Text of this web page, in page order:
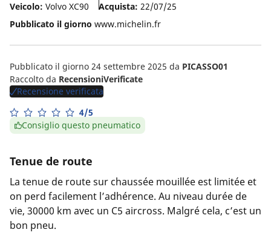
Veicolo: Volvo XC90 Acquista: 22/07/25
Pubblicato il giorno www.michelin.fr
Pubblicato il giorno 24 settembre 2025 da PICASSO01
Raccolto da RecensioniVerificate
Recensione verificata
4/5
Consiglio questo pneumatico
Tenue de route
La tenue de route sur chaussée mouillée est limitée et
on perd facilement l’adhérence. Au niveau durée de
vie, 30000 km avec un C5 aircross. Malgré cela, c’est un
bon pneu.